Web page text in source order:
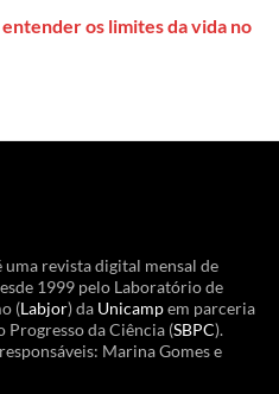
os limites da vida no
uma revista digital mensal de
1999 pelo Laboratório de
(Labjor) da Unicampem parceria
Progresso da Ciência (SBPC).
Marina Gomes e